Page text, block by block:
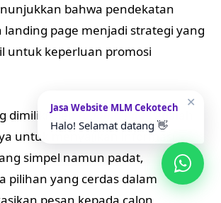
bahwa pendekatan
page menjadi strategi yang
untuk keperluan promosi
dimiliki olehlanding pageadalah
untuk menyajikan informasi
simpel namun padat,
pilihan yang cerdas dalam
✕
Jasa Website MLM Cekotech
Halo! Selamat datang 👋